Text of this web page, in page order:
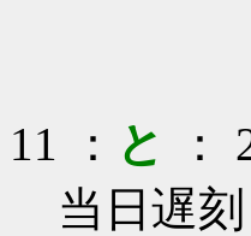
11 ： と
：
当日遅